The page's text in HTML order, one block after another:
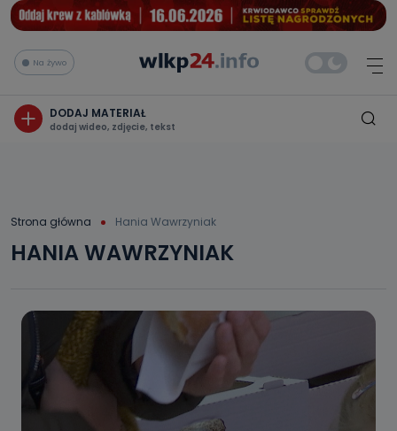
Na żywo
DODAJ MATERIAŁ
dodaj wideo, zdjęcie, tekst
Strona główna Hania Wawrzyniak
HANIA WAWRZYNIAK